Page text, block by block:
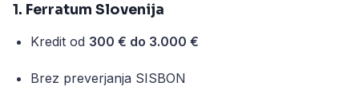
1. Ferratum Slovenija
Kredit od 300 € do 3.000 €
Brez preverjanja SISBON